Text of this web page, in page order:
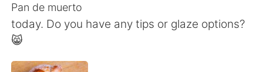
English
简体中文
Pan de muerto
today. Do you have any tips or glaze options?
😸